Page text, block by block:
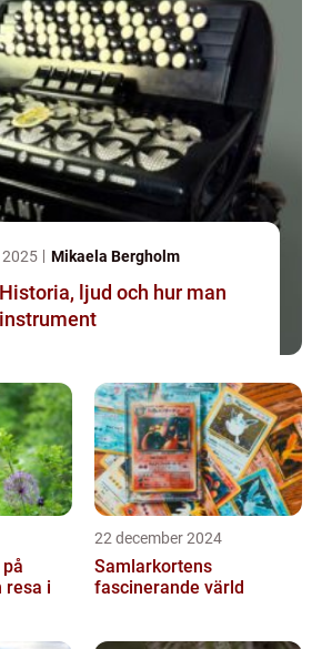
2025 Mikaela Bergholm
ljud och hur man
resa i
22 december 2024
Samlarkortens
fascinerande värld